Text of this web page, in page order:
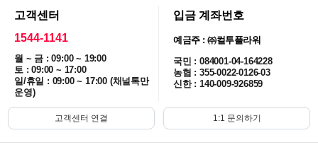
고객센터
1544-1141
월 ~ 금 : 09:00 ~ 19:00
토 : 09:00 ~ 17:00
일/휴일 : 09:00 ~ 17:00 (채널톡만
운영)
입금 계좌번호
예금주 : ㈜컬투플라워
국민 : 084001-04-164228
농협 : 355-0022-0126-03
신한 : 140-009-926859
고객센터 연결 1:1 문의하기